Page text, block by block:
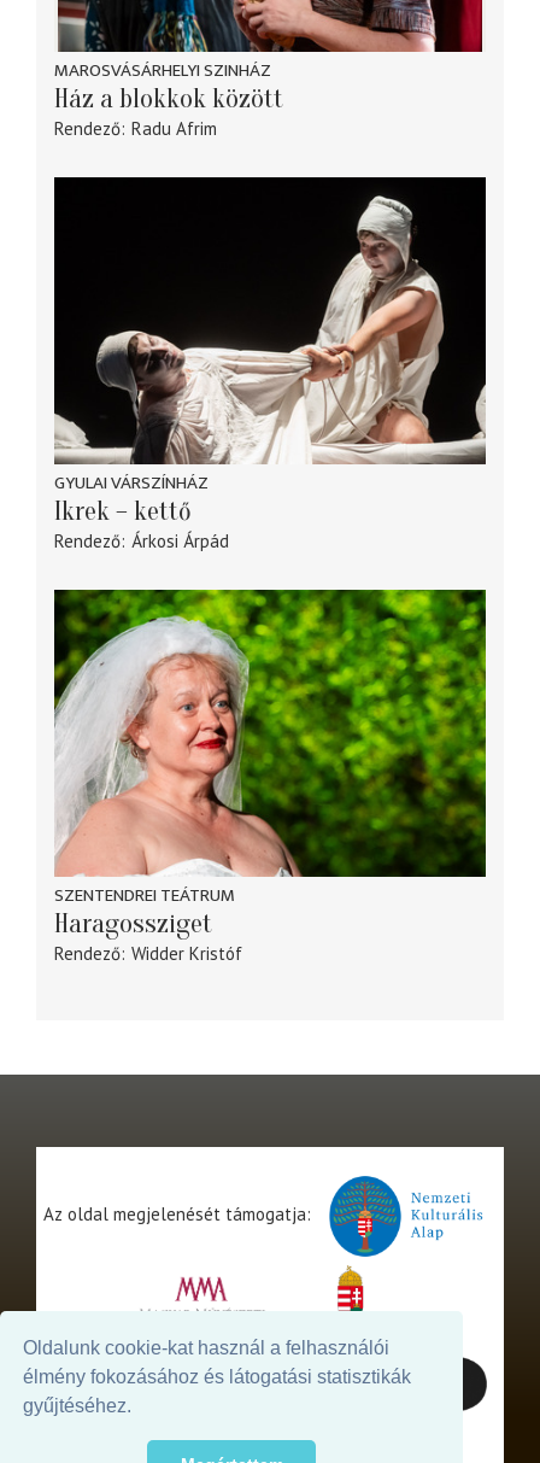
Oldalunk cookie-kat használ a felhasználói
élmény fokozásához és látogatási statisztikák
gyűjtéséhez.
MAROSVÁSÁRHELYI SZINHÁZ
Ház a blokkok között
Rendező Radu Afrim
GYULAI VÁRSZÍNHÁZ
Ikrek – kettő
Rendező Árkosi Árpád
SZENTENDREI TEÁTRUM
Haragossziget
Rendező Widder Kristóf
Az oldal megjelenését támogatja: